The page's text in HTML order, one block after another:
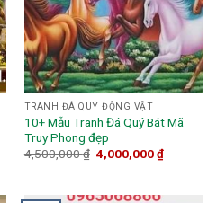
TRANH ĐÁ QUÝ ĐỘNG VẬT
10+ Mẫu Tranh Đá Quý Bát Mã
Truy Phong đẹp
4,500,000₫ 4,000,000₫